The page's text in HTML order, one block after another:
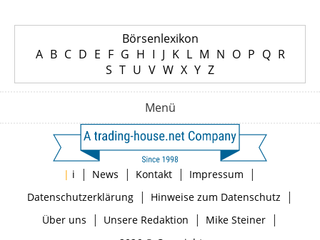
Börsenlexikon
A B C D E F G H I J K L M N O P Q R
S T U V W X Y Z
Menü
| i | News | Kontakt | Impressum |
Datenschutzerklärung| Hinweise zum Datenschutz |
Über uns | Unsere Redaktion | Mike Steiner|